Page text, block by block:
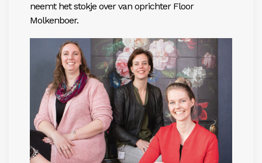
neemt het stokje over van oprichter Floor
Molkenboer.